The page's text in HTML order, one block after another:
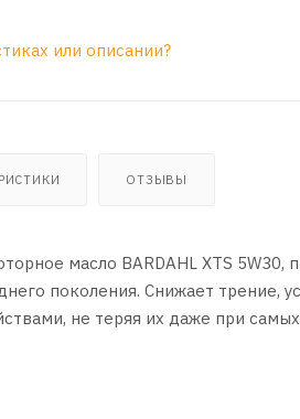
или описании?
ОТЗЫВЫ
масло BARDAHL XTS
поколения. Снижает трение,
не теряя их даже при самых